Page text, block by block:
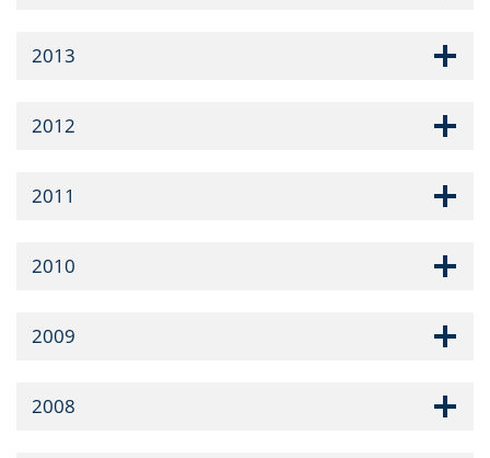
2013
2012
2011
2010
2009
2008